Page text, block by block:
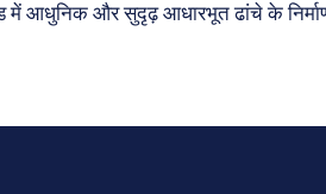
में आधुनिक और सुदृढ़ आधारभूत ढांचे के